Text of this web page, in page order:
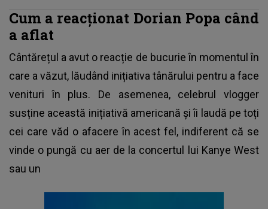
Cum a reacționat Dorian Popa când
a aflat
Cântărețul a avut o reacție de bucurie în momentul în
care a văzut, lăudând inițiativa tânărului pentru a face
venituri în plus. De asemenea, celebrul vlogger
susține această inițiativă americană și îi laudă pe toți
cei care văd o afacere în acest fel, indiferent că se
vinde o pungă cu aer de la concertul lui Kanye West
sau un